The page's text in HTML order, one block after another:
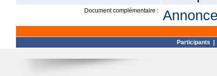
Document complémentaire :
Participants